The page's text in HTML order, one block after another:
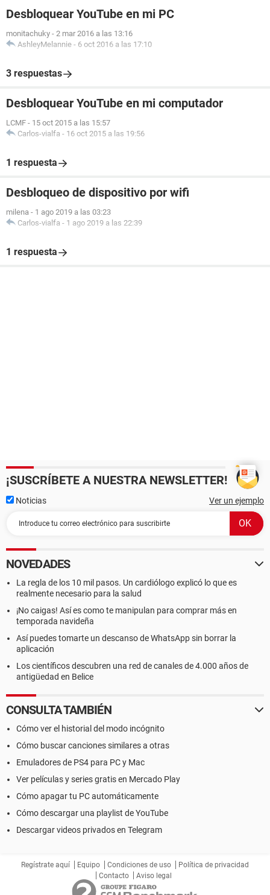
Desbloquear YouTube en mi PC
monitachuky - 2 mar 2016 a las 13:16
AshleyMelannie - 6 oct 2016 a las 17:10
3 respuestas
Desbloquear YouTube en mi computador
LCMF - 15 oct 2015 a las 15:57
Carlos-vialfa - 16 oct 2015 a las 19:56
1 respuesta
Desbloqueo de dispositivo por wifi
milena - 1 ago 2019 a las 03:23
Carlos-vialfa - 1 ago 2019 a las 22:39
1 respuesta
¡SUSCRÍBETE A NUESTRA NEWSLETTER!
Noticias Ver un ejemplo
NOVEDADES
La regla de los 10 mil pasos. Un cardiólogo explicó lo que es
realmente necesario para la salud
¡No caigas! Así es como te manipulan para comprar más en
temporada navideña
Así puedes tomarte un descanso de WhatsApp sin borrar la
aplicación
Los científicos descubren una red de canales de 4.000 años de
antigüedad en Belice
CONSULTA TAMBIÉN
Cómo ver el historial del modo incógnito
Cómo buscar canciones similares a otras
Emuladores de PS4 para PC y Mac
Ver películas y series gratis en Mercado Play
Cómo apagar tu PC automáticamente
Cómo descargar una playlist de YouTube
Descargar videos privados en Telegram
Regístrate aquí Equipo Condiciones de uso
Política de privacidad
Contacto
Aviso legal